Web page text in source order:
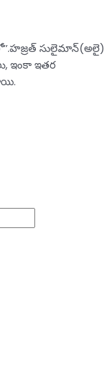
సులైమాన్‌(అలై)
ఇంకా ఇతర